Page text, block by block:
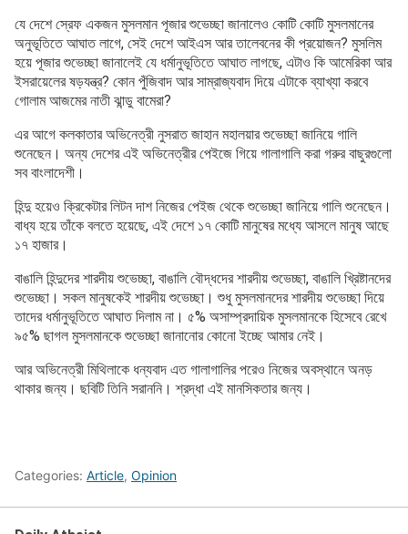
যে দেশে স্রেফ একজন মুসলমান পূজার শুভেচ্ছা জানালেও কোটি কোটি মুসলমানের
অনুভূতিতে আঘাত লাগে, সেই দেশে আইএস আর তালেবনের কী প্রয়োজন? মুসলিম
হয়ে পূজার শুভেচ্ছা জানালেই যে ধর্মানুভূতিতে আঘাত লাগছে, এটাও কি আমেরিকা আর
ইসরায়েলের ষড়যন্ত্র? কোন পুঁজিবাদ আর সাম্রাজ্যবাদ দিয়ে এটাকে ব্যাখ্যা করবে
গোলাম আজমের নাতী ঝান্ডু বামেরা?
এর আগে কলকাতার অভিনেত্রী নুসরাত জাহান মহালয়ার শুভেচ্ছা জানিয়ে গালি
শুনেছেন। অন্য দেশের এই অভিনেত্রীর পেইজে গিয়ে গালাগালি করা গরুর বাছুরগুলো
সব বাংলাদেশী।
হিন্দু হয়েও ক্রিকেটার লিটন দাশ নিজের পেইজ থেকে শুভেচ্ছা জানিয়ে গালি শুনেছেন।
বাধ্য হয়ে তাঁকে বলতে হয়েছে, এই দেশে ১৭ কোটি মানুষের মধ্যে আসলে মানুষ আছে
১৭ হাজার।
বাঙালি হিন্দুদের শারদীয় শুভেচ্ছা, বাঙালি বৌদ্ধদের শারদীয় শুভেচ্ছা, বাঙালি খ্রিষ্টানদের
শুভেচ্ছা। সকল মানুষকেই শারদীয় শুভেচ্ছা। শুধু মুসলমানদের শারদীয় শুভেচ্ছা দিয়ে
তাদের ধর্মানুভূতিতে আঘাত দিলাম না। ৫% অসাম্প্রদায়িক মুসলমানকে হিসেবে রেখে
৯৫% ছাগল মুসলমানকে শুভেচ্ছা জানানোর কোনো ইচ্ছে আমার নেই।
আর অভিনেত্রী মিথিলাকে ধন্যবাদ এত গালাগালির পরেও নিজের অবস্থানে অনড়
থাকার জন্য। ছবিটি তিনি সরাননি। শ্রদ্ধা এই মানসিকতার জন্য।
Categories: Article, Opinion